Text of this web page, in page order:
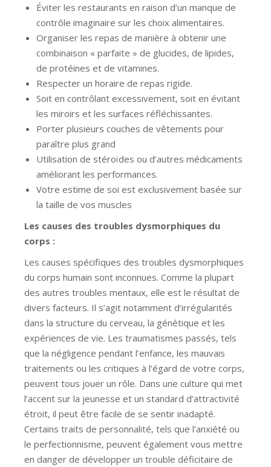
Éviter les restaurants en raison d’un manque de
contrôle imaginaire sur les choix alimentaires.
Organiser les repas de manière à obtenir une
combinaison « parfaite » de glucides, de lipides,
de protéines et de vitamines.
Respecter un horaire de repas rigide.
Soit en contrôlant excessivement, soit en évitant
les miroirs et les surfaces réfléchissantes.
Porter plusieurs couches de vêtements pour
paraître plus grand
Utilisation de stéroïdes ou d’autres médicaments
améliorant les performances.
Votre estime de soi est exclusivement basée sur
la taille de vos muscles
Les causes des troubles dysmorphiques du
corps :
Les causes spécifiques des troubles dysmorphiques
du corps humain sont inconnues. Comme la plupart
des autres troubles mentaux, elle est le résultat de
divers facteurs. Il s’agit notamment d’irrégularités
dans la structure du cerveau, la génétique et les
expériences de vie. Les traumatismes passés, tels
que la négligence pendant l’enfance, les mauvais
traitements ou les critiques à l’égard de votre corps,
peuvent tous jouer un rôle. Dans une culture qui met
l’accent sur la jeunesse et un standard d’attractivité
étroit, il peut être facile de se sentir inadapté.
Certains traits de personnalité, tels que l’anxiété ou
le perfectionnisme, peuvent également vous mettre
en danger de développer un trouble déficitaire de